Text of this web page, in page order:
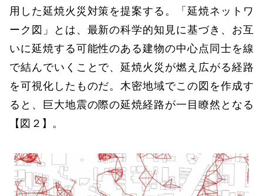
用した延焼火災対策を提案する。「延焼ネットワ
ーク図」とは、最新の科学的知見に基づき、お互
いに延焼する可能性のある建物の中心点同士を線
で結んでいくことで、延焼火災が燃え広がる経路
を可視化したものだ。木密地域でこの図を作成す
ると、巨大地震の際の延焼経路が一目瞭然となる
【図２】。